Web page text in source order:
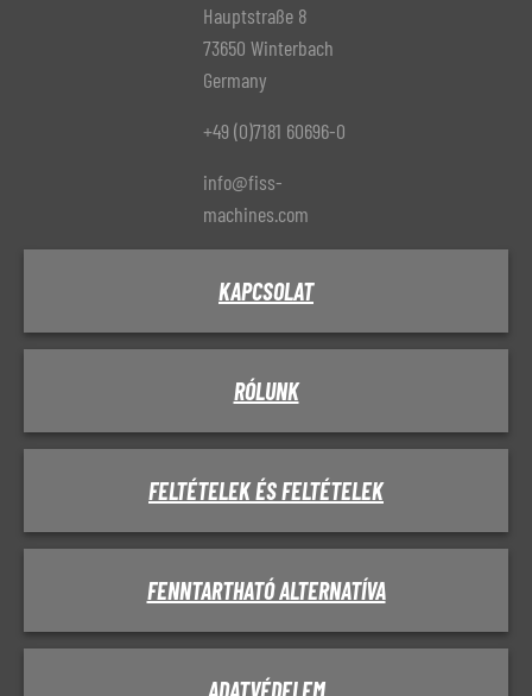
Hauptstraße 8
73650 Winterbach
Germany
+49 (0)7181 60696-0
info@fiss-
machines.com
KAPCSOLAT
RÓLUNK
FELTÉTELEK ÉS FELTÉTELEK
FENNTARTHATÓ ALTERNATÍVA
ADATVÉDELEM